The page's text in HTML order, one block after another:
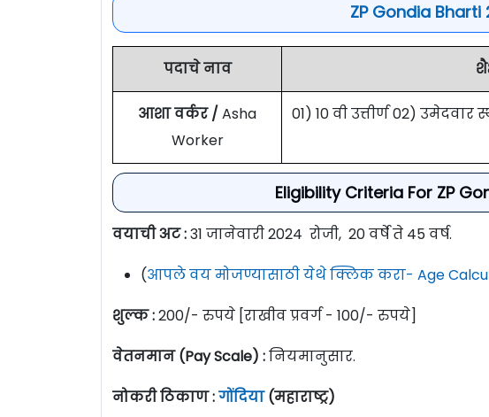
ZP Gondia Bharti
पदाचे नाव
आशा वर्कर / Asha
Worker
01) 10 वी उत्तीर्ण 02)
Eligibility Criteria For ZP
वयाची अट :31 जानेवारी 2024 रोजी, 20 वर्षे ते 45 वर्ष.
(आपले वय मोजण्यासाठी येथे क्लिक करा- Age
शुल्क :200/- रुपये [राखीव प्रवर्ग - 100/- रुपये]
वेतनमान (Pay Scale) :नियमानुसार.
नोकरी ठिकाण :गोंदिया(महाराष्ट्र)